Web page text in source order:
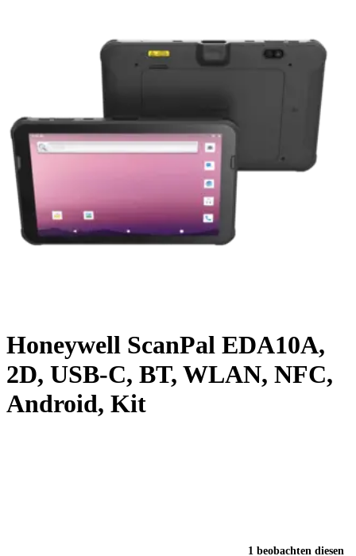
Honeywell ScanPal EDA10A,
2D, USB-C, BT, WLAN, NFC,
Android, Kit
1 beobachten diesen